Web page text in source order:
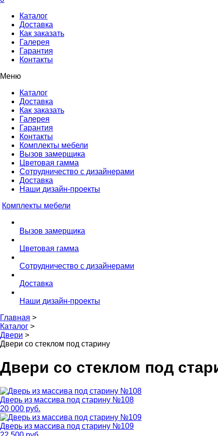
Каталог
Доставка
Как заказать
Галерея
Гарантия
Контакты
Меню
Каталог
Доставка
Как заказать
Галерея
Гарантия
Контакты
Комплекты мебели
Вызов замерщика
Цветовая гамма
Сотрудничество с дизайнерами
Доставка
Наши дизайн-проекты
Комплекты мебели
Вызов замерщика
Цветовая гамма
Сотрудничество с дизайнерами
Доставка
Наши дизайн-проекты
Главная >
Каталог >
Двери >
Двери со стеклом под старину
Двери со стеклом под
Дверь из массива под старину №108
20 000 руб.
Дверь из массива под старину №109